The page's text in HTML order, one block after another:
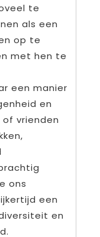
te
als een
op te
met hen te
een manier
en
vrienden
ons
een
en